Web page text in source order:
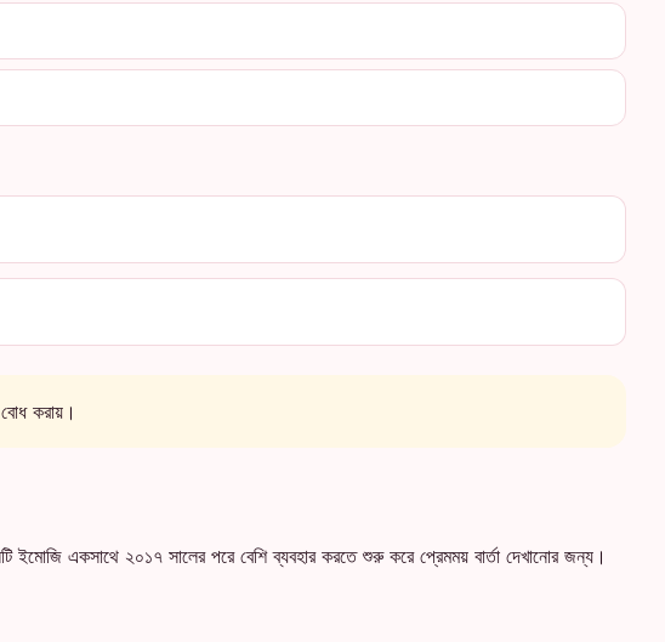
করায়।
একসাথে ২০১৭ সালের পরে বেশি ব্যবহার করতে শুরু করে প্রেমময় বার্তা দেখানোর জন্য।